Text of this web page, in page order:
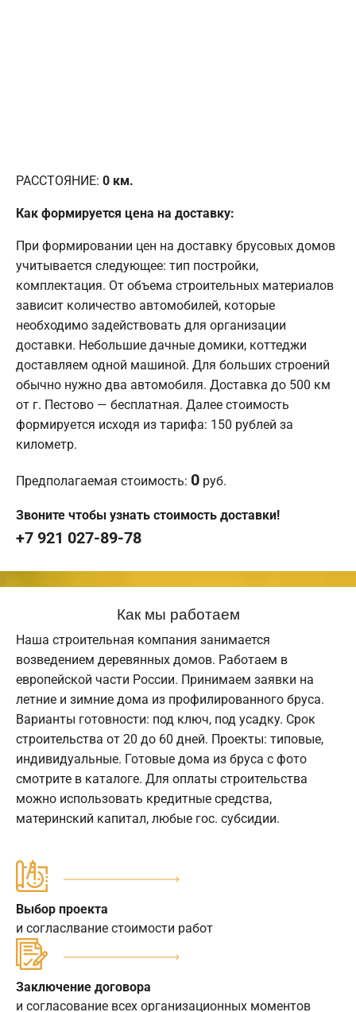
РАССТОЯНИЕ: 0 км.
Как формируется цена на доставку:
При формировании цен на доставку брусовых домов
учитывается следующее: тип постройки,
комплектация. От объема строительных материалов
зависит количество автомобилей, которые
необходимо задействовать для организации
доставки. Небольшие дачные домики, коттеджи
доставляем одной машиной. Для больших строений
обычно нужно два автомобиля. Доставка до 500 км
от г. Пестово — бесплатная. Далее стоимость
формируется исходя из тарифа: 150 рублей за
километр.
Предполагаемая стоимость: 0 руб.
Звоните чтобы узнать стоимость доставки!
+7 921 027-89-78
Как мы работаем
Наша строительная компания занимается
возведением деревянных домов. Работаем в
европейской части России. Принимаем заявки на
летние и зимние дома из профилированного бруса.
Варианты готовности: под ключ, под усадку. Срок
строительства от 20 до 60 дней. Проекты: типовые,
индивидуальные. Готовые дома из бруса с фото
смотрите в каталоге. Для оплаты строительства
можно использовать кредитные средства,
материнский капитал, любые гос. субсидии.
Выбор проекта
и согласлвание стоимости работ
Заключение договора
и согласование всех организационных моментов